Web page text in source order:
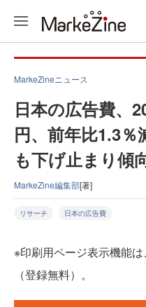
MarkeZineニュース
日本の広告費、
円、前年比1.3％
も下げ止まり傾
MarkeZine編集部[著]
リサーチ 日本の広告費
※印刷用ページ表示機能
（登録無料）。